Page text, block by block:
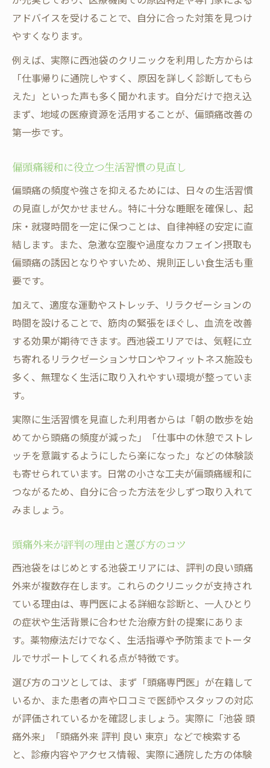
偏頭痛予防のための生活習慣チェックリス
ト
西池袋でできるセルフケアと受診のバラン
ス
口コミで話題の偏頭痛ケアを徹底比較
偏頭痛を和らげる食事とリラックス法の提
案
偏頭痛に悩む方へ届けたい改善アドバイス
偏頭痛克服に役立つ実際の体験談とヒント
池袋の評判良い頭痛外来を利用した感想
偏頭痛改善へ一歩踏み出すためのアドバイ
ス
豊島区西池袋で経験した偏頭痛解消の工夫
西池袋エリアで挑む偏頭痛からの解放
西池袋で始める偏頭痛解放の第一歩
偏頭痛改善で変わる毎日の生活実感
池袋エリアの専門家に相談する安心感
西池袋で広がる偏頭痛対策の新たな選択肢
アドバイスを受けることで、自分に合った対策を見つけ
やすくなります。
例えば、実際に西池袋のクリニックを利用した方からは
「仕事帰りに通院しやすく、原因を詳しく診断してもら
えた」といった声も多く聞かれます。自分だけで抱え込
まず、地域の医療資源を活用することが、偏頭痛改善の
第一歩です。
偏頭痛緩和に役立つ生活習慣の見直し
偏頭痛の頻度や強さを抑えるためには、日々の生活習慣
の見直しが欠かせません。特に十分な睡眠を確保し、起
床・就寝時間を一定に保つことは、自律神経の安定に直
結します。また、急激な空腹や過度なカフェイン摂取も
偏頭痛の誘因となりやすいため、規則正しい食生活も重
要です。
加えて、適度な運動やストレッチ、リラクゼーションの
時間を設けることで、筋肉の緊張をほぐし、血流を改善
する効果が期待できます。西池袋エリアでは、気軽に立
ち寄れるリラクゼーションサロンやフィットネス施設も
多く、無理なく生活に取り入れやすい環境が整っていま
す。
実際に生活習慣を見直した利用者からは「朝の散歩を始
めてから頭痛の頻度が減った」「仕事中の休憩でストレ
ッチを意識するようにしたら楽になった」などの体験談
も寄せられています。日常の小さな工夫が偏頭痛緩和に
つながるため、自分に合った方法を少しずつ取り入れて
みましょう。
頭痛外来が評判の理由と選び方のコツ
西池袋をはじめとする池袋エリアには、評判の良い頭痛
外来が複数存在します。これらのクリニックが支持され
ている理由は、専門医による詳細な診断と、一人ひとり
の症状や生活背景に合わせた治療方針の提案にありま
す。薬物療法だけでなく、生活指導や予防策までトータ
ルでサポートしてくれる点が特徴です。
選び方のコツとしては、まず「頭痛専門医」が在籍して
いるか、また患者の声や口コミで医師やスタッフの対応
が評価されているかを確認しましょう。実際に「池袋 頭
痛外来」「頭痛外来 評判 良い 東京」などで検索する
と、診療内容やアクセス情報、実際に通院した方の体験